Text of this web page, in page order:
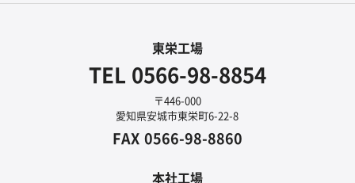
東栄工場
TEL 0566-98-8854
〒446-000
愛知県安城市東栄町6-22-8
FAX 0566-98-8860
本社工場